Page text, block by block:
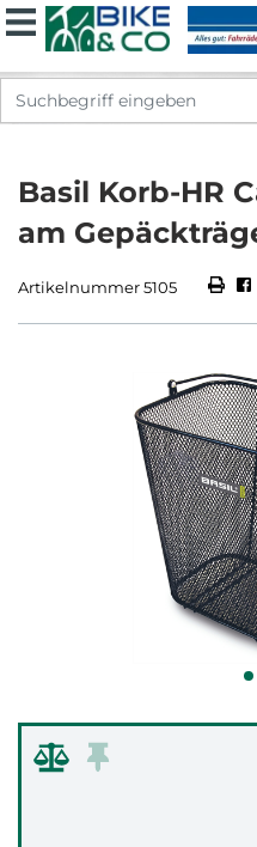
Basil Korb-HR
am
Artikelnummer 5105